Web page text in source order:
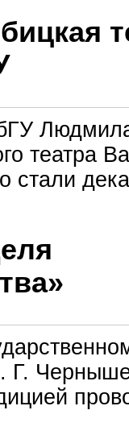
театра
стали
Г.